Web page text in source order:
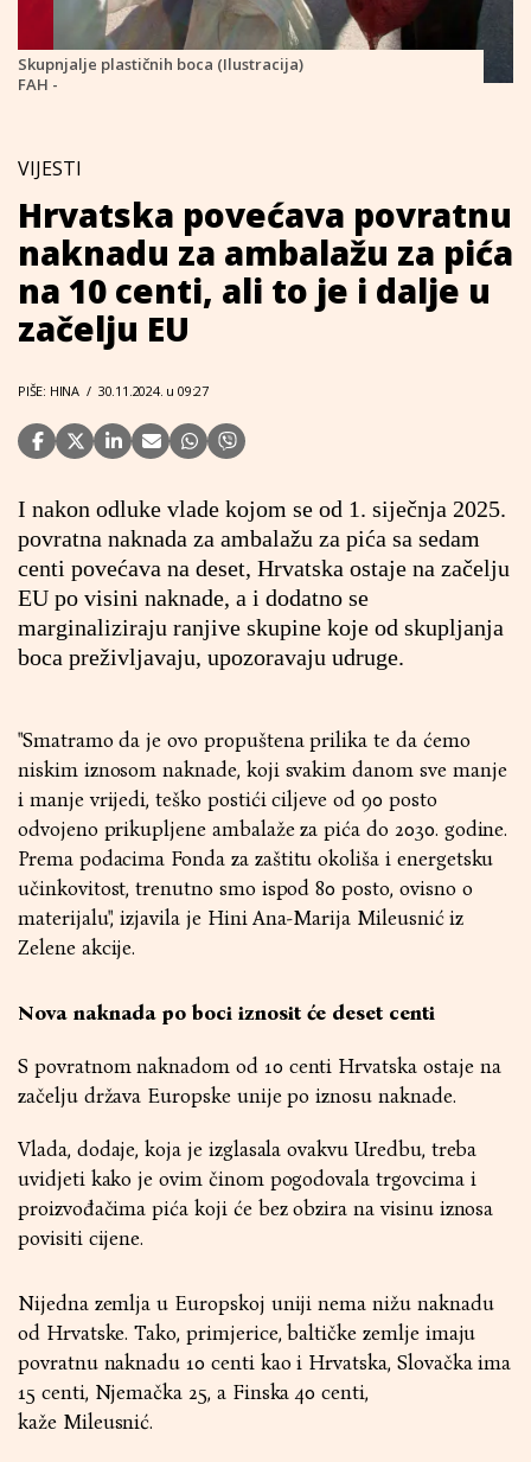
Skupnjalje plastičnih boca (Ilustracija)
FAH -
VIJESTI
Hrvatska povećava povratnu
naknadu za ambalažu za pića
na 10 centi, ali to je i dalje u
začelju EU
PIŠE: HINA / 30.11.2024. u 09:27
I nakon odluke vlade kojom se od 1. siječnja 2025.
povratna naknada za ambalažu za pića sa sedam
centi povećava na deset, Hrvatska ostaje na začelju
EU po visini naknade, a i dodatno se
marginaliziraju ranjive skupine koje od skupljanja
boca preživljavaju, upozoravaju udruge.
"Smatramo da je ovo propuštena prilika te da ćemo
niskim iznosom naknade, koji svakim danom sve manje
i manje vrijedi, teško postići ciljeve od 90 posto
odvojeno prikupljene ambalaže za pića do 2030. godine.
Prema podacima Fonda za zaštitu okoliša i energetsku
učinkovitost, trenutno smo ispod 80 posto, ovisno o
materijalu", izjavila je Hini Ana-Marija Mileusnić iz
Zelene akcije.
Nova naknada po boci iznosit će deset centi
S povratnom naknadom od 10 centi Hrvatska ostaje na
začelju država Europske unije po iznosu naknade.
Vlada, dodaje, koja je izglasala ovakvu Uredbu, treba
uvidjeti kako je ovim činom pogodovala trgovcima i
proizvođačima pića koji će bez obzira na visinu iznosa
povisiti cijene.
Nijedna zemlja u Europskoj uniji nema nižu naknadu
od Hrvatske. Tako, primjerice, baltičke zemlje imaju
povratnu naknadu 10 centi kao i Hrvatska, Slovačka ima
15 centi, Njemačka 25, a Finska 40 centi,
kaže Mileusnić.